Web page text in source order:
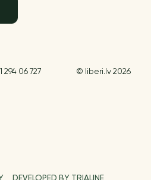
294 06 727 © liberi.lv 2026
DEVELOPED BY TRIALINE